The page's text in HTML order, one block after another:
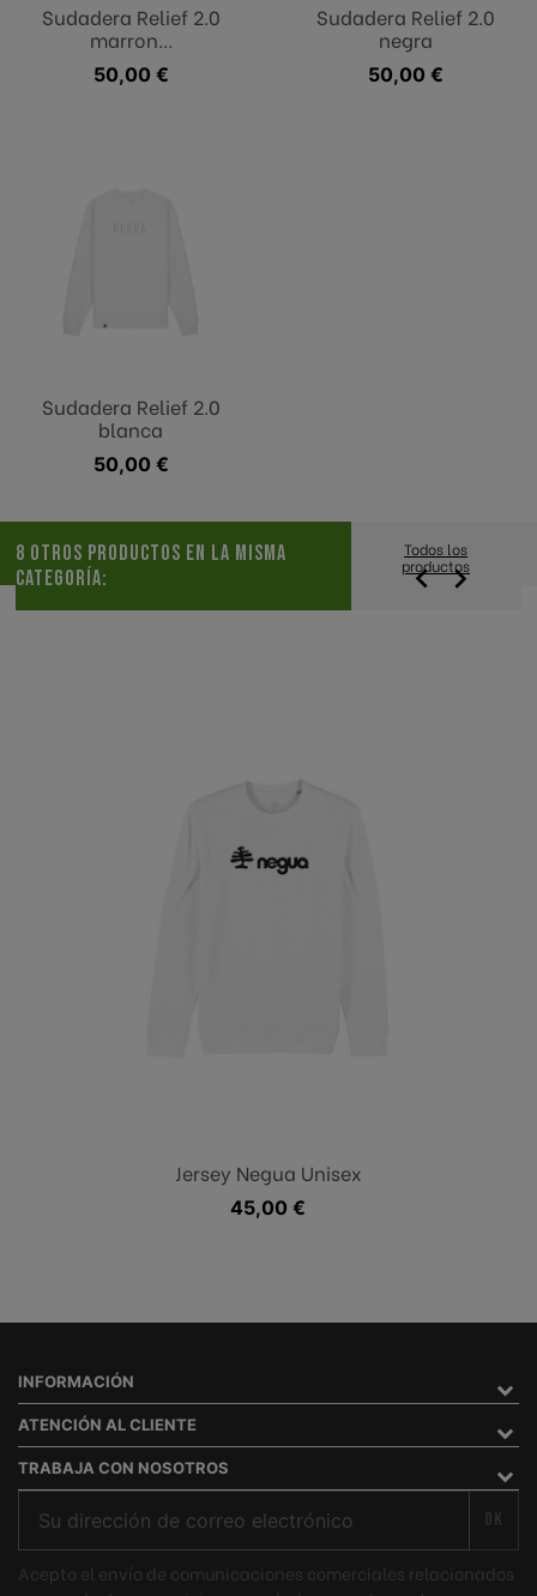
Sudadera Relief 2.0
marron...
Precio
50,00 €
Sudadera Relief 2.0
negra
Precio
50,00 €
Sudadera Relief 2.0
blanca
Precio
50,00 €
8 OTROS PRODUCTOS EN LA MISMA
CATEGORÍA:
Todos los
productos

Jersey Negua Unisex
Precio
45,00 €

INFORMACIÓN
ATENCIÓN AL CLIENTE
TRABAJA CON NOSOTROS
Acepto el envío de comunicaciones comerciales relacionados